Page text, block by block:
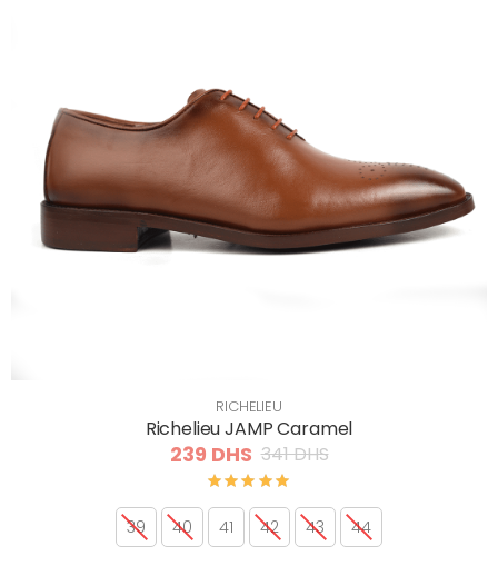
RICHELIEU
Richelieu JAMP Caramel
239 DHS 341 DHS
39 40 41 42 43 44